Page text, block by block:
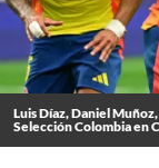
Luis Díaz, Daniel
Selección Colombia en